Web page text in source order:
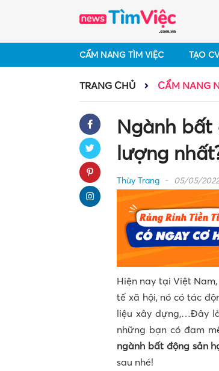
CẨM NANG TÌM VIỆC TẠO
TRANG CHỦ CẨM NANG
Ngành bất
lượng
Thùy Trang 05/05/
Hiện nay tại Việt Nam,
tế xã hội, nó có tác
liệu xây dựng,…Đây
những bạn có đam
ngành bất động sản
sau nhé!